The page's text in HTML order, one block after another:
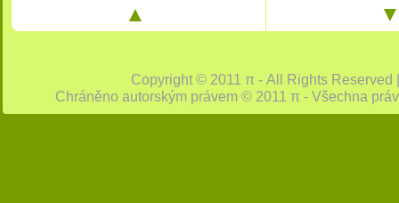
▲
Copyright © 2011 π - All Rights Reserved
Chráněno autorským právem © 2011 π - Všechna